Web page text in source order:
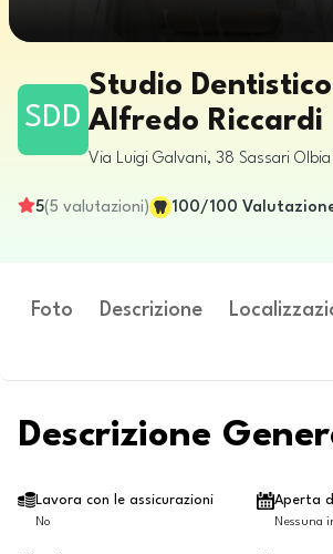
SDD
Studio
Alfredo Riccardi
Via Luigi Galvani, 38 Sassari Olbia
5(5 valutazioni) 100/100
Foto Descrizione
Descrizione
Lavora con le assicurazioni
No
Aperta
Nessuna